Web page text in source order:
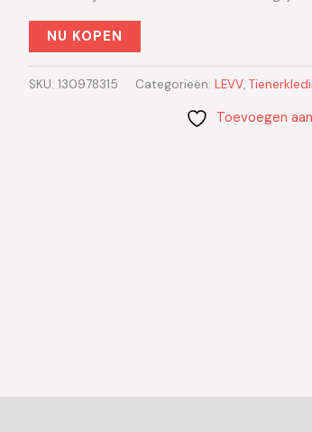
NU KOPEN
SKU: 130978315 Categorieën: LEVV,
Toevoegen